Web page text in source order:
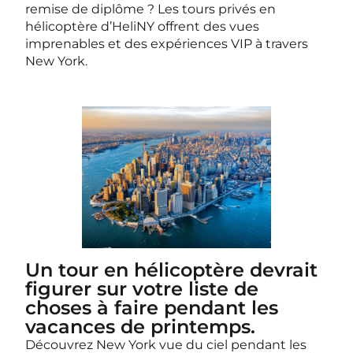
remise de diplôme ? Les tours privés en
hélicoptère d’HeliNY offrent des vues
imprenables et des expériences VIP à travers
New York.
Un tour en hélicoptère devrait
figurer sur votre liste de
choses à faire pendant les
vacances de printemps.
Découvrez New York vue du ciel pendant les